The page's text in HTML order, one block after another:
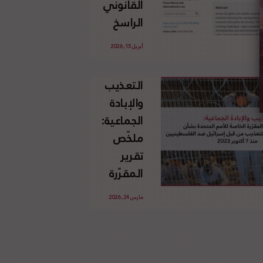
الإسرائيلي
غير
القانوني
الفلسطينية
القانوني
الراسخ
للاجئين
وحقهم
في العودة
بموجب
القانون
الدولي
أبريل 15, 2026
التعذيب
والإبادة
الجماعية:
ملخّص
تقرير
المقرّرة
الخاصة
مارس 24, 2026